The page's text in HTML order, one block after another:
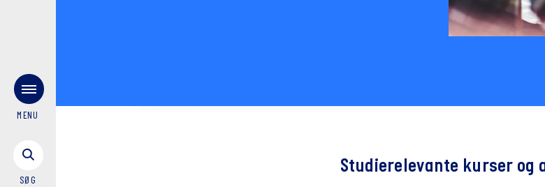
MENU
SØG
Studierelevante kurser og